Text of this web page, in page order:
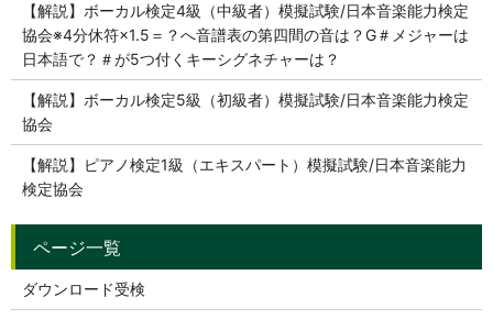
【解説】ボーカル検定4級（中級者）模擬試験/日本音楽能力検定
協会※4分休符×1.5＝？へ音譜表の第四間の音は？G＃メジャーは
日本語で？＃が5つ付くキーシグネチャーは？
【解説】ボーカル検定5級（初級者）模擬試験/日本音楽能力検定
協会
【解説】ピアノ検定1級（エキスパート）模擬試験/日本音楽能力
検定協会
ダウンロード受検